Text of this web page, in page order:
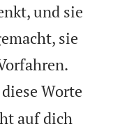
und sie
sie
Worte
auf dich